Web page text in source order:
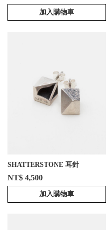
加入購物車
SHATTERSTONE 耳針
NT$ 4,500
加入購物車